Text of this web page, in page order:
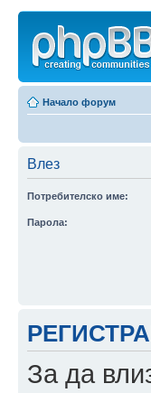
Начало форум
Влез
Потребителско име:
Парола:
За да